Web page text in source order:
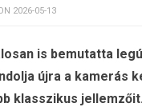
2026-05-13
is bemutatta
újra a kamerás
klasszikus